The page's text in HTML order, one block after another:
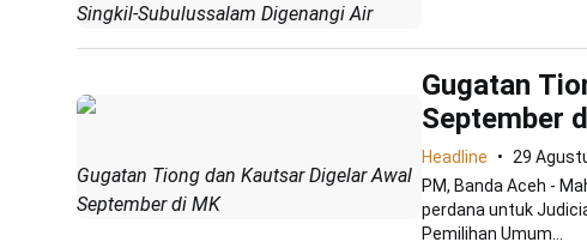
Singkil-Subulussalam Digenangi Air
Gugatan Tiong dan Kautsar Digelar Awal
September di MK
Gugatan
September
Headline
29
PM, Banda Aceh -
perdana untuk
Pemilihan Umum...